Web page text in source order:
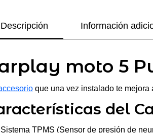
Descripción Información
moto 5
que una vez instalado te mejora
del
Sistema TPMS (Sensor de presión de